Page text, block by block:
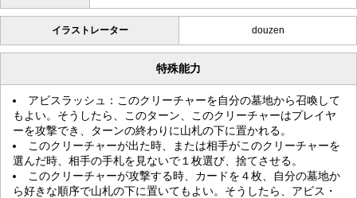
イラストレーター douzen
特殊能力
アビスラッシュ：このクリーチャーを自分の墓地から召喚して
もよい。そうしたら、このターン、このクリーチャーはプレイヤ
ーを攻撃でき、ターンの終わりに山札の下に置かれる。
このクリーチャーが出た時、または相手がこのクリーチャーを
選んだ時、相手の手札を見ないで１枚選び、捨てさせる。
このクリーチャーが攻撃する時、カードを４枚、自分の墓地か
ら好きな順序で山札の下に置いてもよい。そうしたら、アビス・